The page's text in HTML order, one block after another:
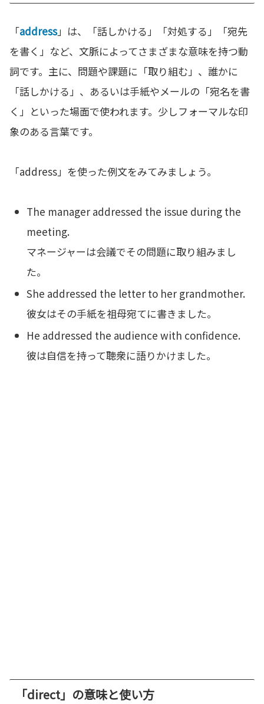
「address」は、「話しかける」「対処する」「宛先
を書く」など、文脈によってさまざまな意味を持つ動
詞です。主に、問題や課題に「取り組む」、誰かに
「話しかける」、あるいは手紙やメールの「宛名を書
く」といった場面で使われます。少しフォーマルな印
象のある言葉です。
「address」を使った例文をみてみましょう。
The manager addressed the issue during the
meeting.
マネージャーは会議でその問題に取り組みまし
た。
She addressed the letter to her grandmother.
彼女はその手紙を祖母宛てに書きました。
He addressed the audience with confidence.
彼は自信を持って聴衆に語りかけました。
「direct」の意味と使い方